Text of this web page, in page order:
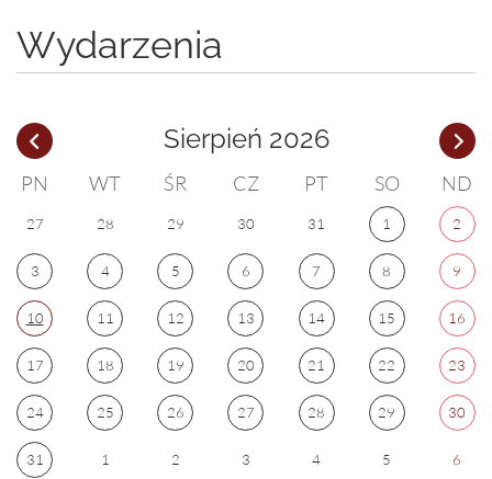
Wydarzenia
Sierpień 2026
PN WT ŚR CZ PT SO ND
27 28 29 30 31 1 2
3 4 5 6 7 8 9
10 11 12 13 14 15 16
17 18 19 20 21 22 23
24 25 26 27 28 29 30
31 1 2 3 4 5 6